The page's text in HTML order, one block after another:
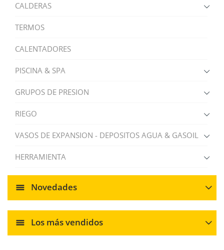
CALDERAS
TERMOS
CALENTADORES
PISCINA & SPA
GRUPOS DE PRESION
RIEGO
VASOS DE EXPANSION - DEPOSITOS AGUA & GASOIL
HERRAMIENTA
Novedades
Los más vendidos